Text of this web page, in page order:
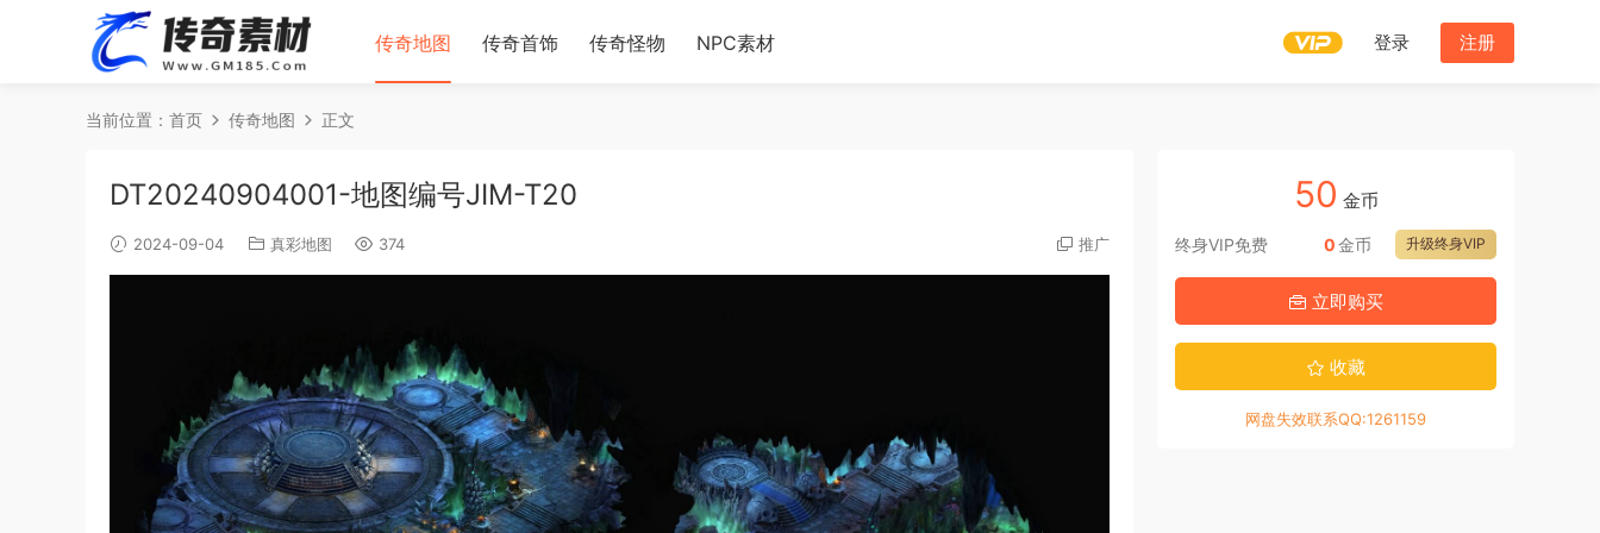
传奇地图 传奇首饰 传奇怪物 NPC素材 登录 注册
当前位置： 首页 传奇地图 正文
DT20240904001-地图编号JIM-T20
2024-09-04 真彩地图 374 推广
50 金币
终身VIP免费 升级终身VIP
0金币
立即购买
收藏
网盘失效联系QQ:1261159